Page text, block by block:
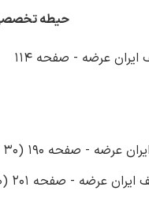
حیطه
عرضه - صفحه 114
- صفحه 190 (30 سوال)
عرضه - صفحه 201 (30 سوال)